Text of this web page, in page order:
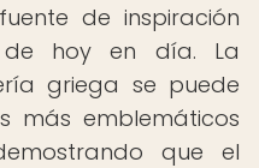
de inspiración
hoy en día. La
griega se puede
más emblemáticos
que el